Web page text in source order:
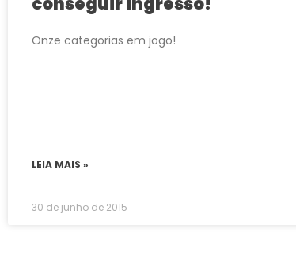
Onze categorias em jogo!
LEIA MAIS »
30 de junho de 2015